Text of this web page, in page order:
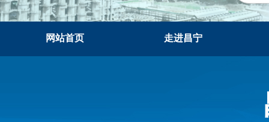
网站首页 走进昌宁